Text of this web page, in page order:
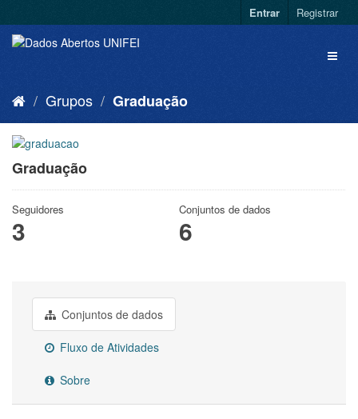
Entrar Registrar
Grupos Graduação
Graduação
Seguidores
3
Conjuntos de dados
6
Conjuntos de dados
Fluxo de Atividades
Sobre